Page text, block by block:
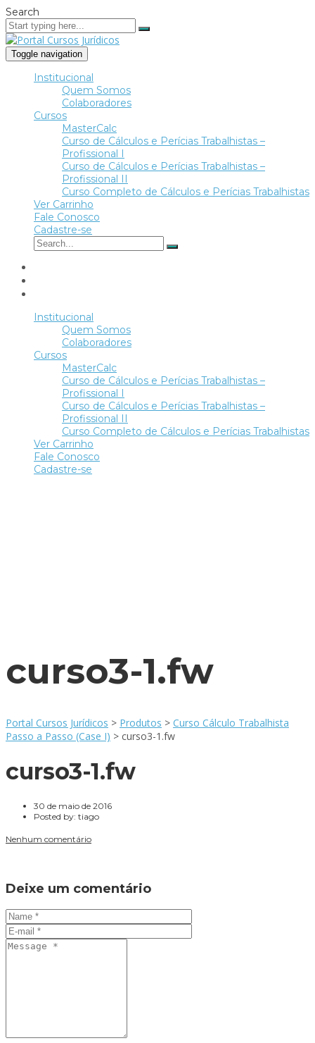
Search
Toggle navigation
Institucional
Quem Somos
Colaboradores
Cursos
MasterCalc
Curso de Cálculos e Perícias Trabalhistas –
Profissional I
Curso de Cálculos e Perícias Trabalhistas –
Profissional II
Curso Completo de Cálculos e Perícias Trabalhistas
Ver Carrinho
Fale Conosco
Cadastre-se
Institucional
Quem Somos
Colaboradores
Cursos
MasterCalc
Curso de Cálculos e Perícias Trabalhistas –
Profissional I
Curso de Cálculos e Perícias Trabalhistas –
Profissional II
Curso Completo de Cálculos e Perícias Trabalhistas
Ver Carrinho
Fale Conosco
Cadastre-se
curso3-1.fw
Portal Cursos Jurídicos > Produtos > Curso Cálculo Trabalhista
Passo a Passo (Case I) > curso3-1.fw
curso3-1.fw
30 de maio de 2016
Posted by: tiago
Nenhum comentário
Deixe um comentário